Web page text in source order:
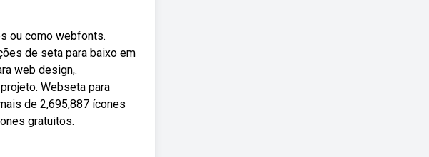
ou como webfonts.
de seta para baixo em
web design,.
Webseta para
de 2,695,887 ícones
gratuitos.